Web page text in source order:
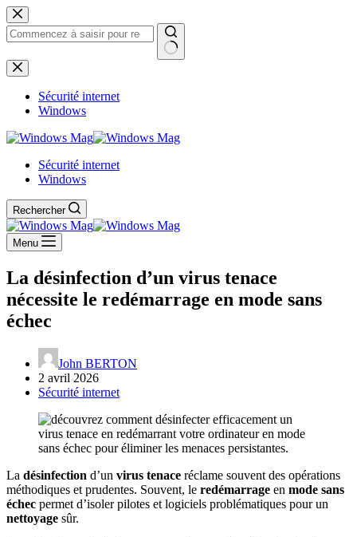
Passer
au
contenu
Aucun
résultat
Sécurité internet
Windows
Sécurité internet
Windows
Rechercher
Menu
La désinfection d’un virus tenace
nécessite le redémarrage en mode sans
échec
John BERTON
2 avril 2026
Sécurité internet
La désinfection d’un virus tenace réclame souvent des opérations
méthodiques et prudentes. Souvent, le redémarrage en mode sans
échec permet d’isoler pilotes et logiciels problématiques pour un
nettoyage sûr.